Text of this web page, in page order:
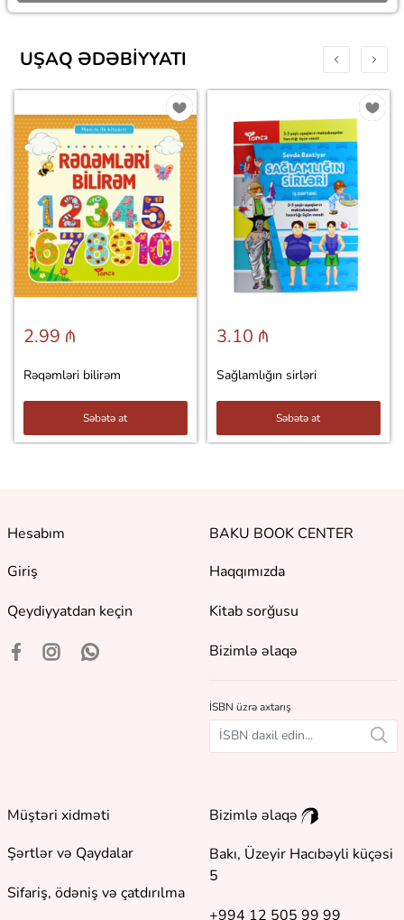
UŞAQ ƏDƏBIYYATI
2.99 ₼
Rəqəmləri bilirəm
Səbətə at
3.10 ₼
Sağlamlığın sirləri
Səbətə at
Hesabım
Giriş
Qeydiyyatdan keçin
BAKU BOOK CENTER
Haqqımızda
Kitab sorğusu
Bizimlə əlaqə
İSBN üzrə axtarış
Müştəri xidməti
Şərtlər və Qaydalar
Sifariş, ödəniş və çatdırılma
Bizimlə əlaqə
Bakı, Üzeyir Hacıbəyli küçəsi
5
+994 12 505 99 99